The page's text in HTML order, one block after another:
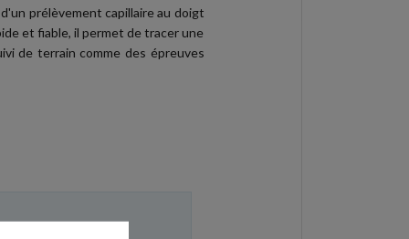
prélèvement capillaire au doigt
et fiable, il permet de tracer une
de terrain comme des épreuves